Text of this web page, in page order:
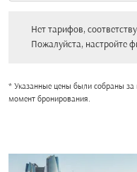
Нет тарифов,
Пожалуйста, настройте
* Указанные цены были собраны за
момент бронирования.